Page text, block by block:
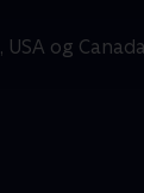
og